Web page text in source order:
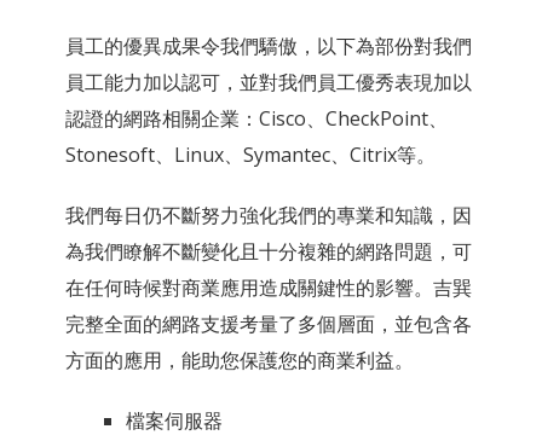
員工的優異成果令我們驕傲，以下為部份對我們
員工能力加以認可，並對我們員工優秀表現加以
認證的網路相關企業：Cisco、CheckPoint、
Stonesoft、Linux、Symantec、Citrix等。
我們每日仍不斷努力強化我們的專業和知識，因
為我們瞭解不斷變化且十分複雜的網路問題，可
在任何時候對商業應用造成關鍵性的影響。吉巽
完整全面的網路支援考量了多個層面，並包含各
方面的應用，能助您保護您的商業利益。
檔案伺服器